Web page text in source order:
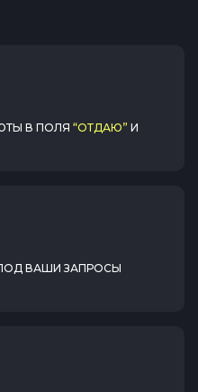
В ПОЛЯ “ОТДАЮ” И
ВАШИ ЗАПРОСЫ